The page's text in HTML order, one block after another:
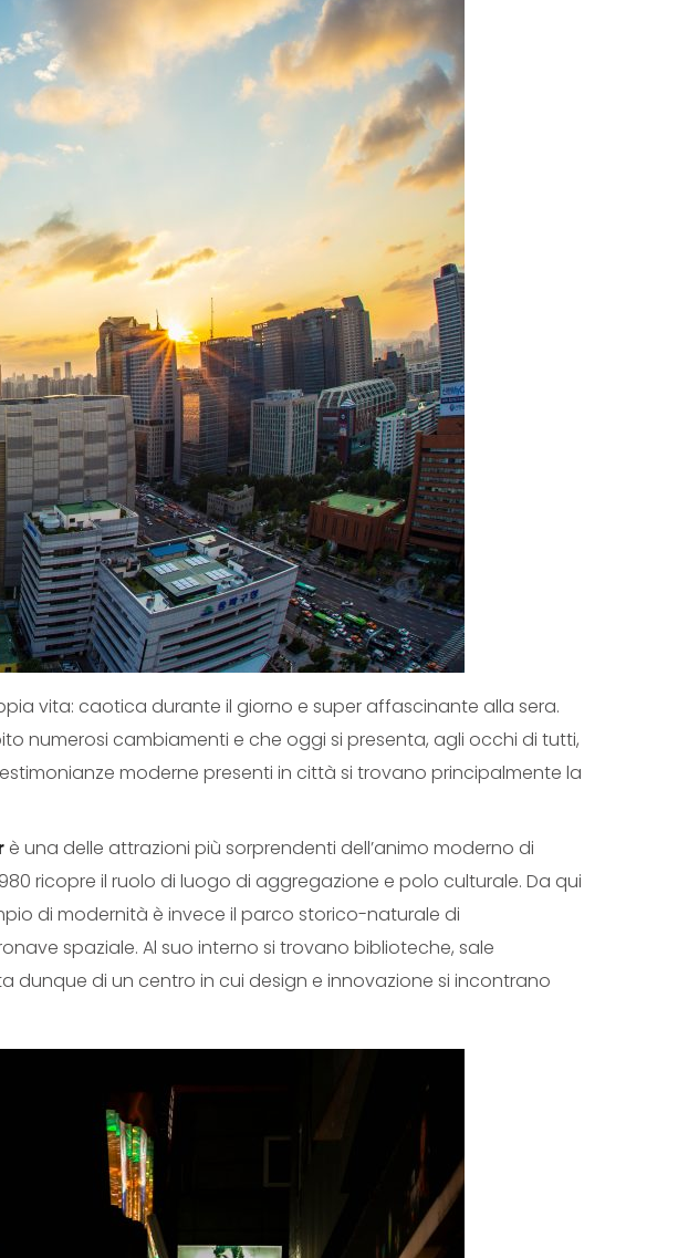
vita: caotica durante il giorno e super affascinante alla sera.
numerosi cambiamenti e che oggi si presenta, agli occhi di tutti,
moderne presenti in città si trovano principalmente la
è una delle attrazioni più sorprendenti dell’animo moderno di
ricopre il ruolo di luogo di aggregazione e polo culturale. Da qui
di modernità è invece il parco storico-naturale di
spaziale. Al suo interno si trovano biblioteche, sale
dunque di un centro in cui design e innovazione si incontrano